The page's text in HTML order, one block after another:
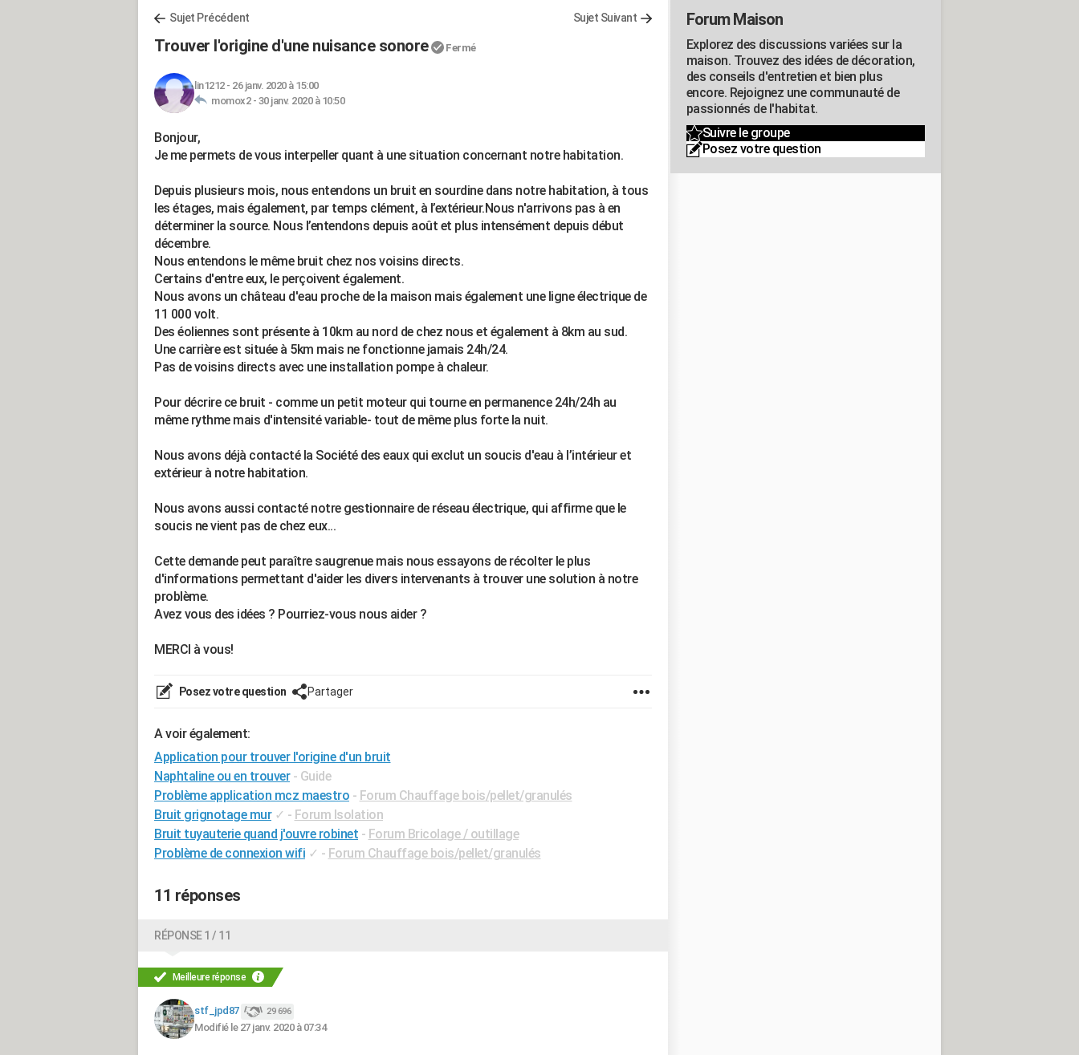
Sujet Précédent Sujet Suivant
Trouver l'origine d'une nuisance sonore Fermé
lin1212- 26 janv. 2020 à 15:00
momox2 - 30 janv. 2020 à 10:50
Bonjour,
Je me permets de vous interpeller quant à une situation concernant notre habitation.
Depuis plusieurs mois, nous entendons un bruit en sourdine dans notre habitation, à tous
les étages, mais également, par temps clément, à l’extérieur.Nous n'arrivons pas à en
déterminer la source. Nous l’entendons depuis août et plus intensément depuis début
décembre.
Nous entendons le même bruit chez nos voisins directs.
Certains d'entre eux, le perçoivent également.
Nous avons un château d'eau proche de la maison mais également une ligne électrique de
11 000 volt.
Des éoliennes sont présente à 10km au nord de chez nous et également à 8km au sud.
Une carrière est située à 5km mais ne fonctionne jamais 24h/24.
Pas de voisins directs avec une installation pompe à chaleur.
Pour décrire ce bruit - comme un petit moteur qui tourne en permanence 24h/24h au
même rythme mais d'intensité variable- tout de même plus forte la nuit.
Nous avons déjà contacté la Société des eaux qui exclut un soucis d'eau à l’intérieur et
extérieur à notre habitation.
Nous avons aussi contacté notre gestionnaire de réseau électrique, qui affirme que le
soucis ne vient pas de chez eux...
Cette demande peut paraître saugrenue mais nous essayons de récolter le plus
d'informations permettant d'aider les divers intervenants à trouver une solution à notre
problème.
Avez vous des idées ? Pourriez-vous nous aider ?
MERCI à vous!
Posez votre question Partager
A voir également:
Application pour trouver l'origine d'un bruit
Naphtaline ou en trouver - Guide
Problème application mcz maestro - Forum Chauffage bois/pellet/granulés
Bruit grignotage mur ✓ - Forum Isolation
Bruit tuyauterie quand j'ouvre robinet - Forum Bricolage / outillage
Problème de connexion wifi ✓ - Forum Chauffage bois/pellet/granulés
11 réponses
RÉPONSE 1 / 11
Meilleure réponse
stf_jpd87 29 696
Modifié le 27 janv. 2020 à 07:34
Forum Maison
Explorez des discussions variées sur la
maison. Trouvez des idées de décoration,
des conseils d'entretien et bien plus
encore. Rejoignez une communauté de
passionnés de l'habitat.
Suivre le groupe
Posez votre question